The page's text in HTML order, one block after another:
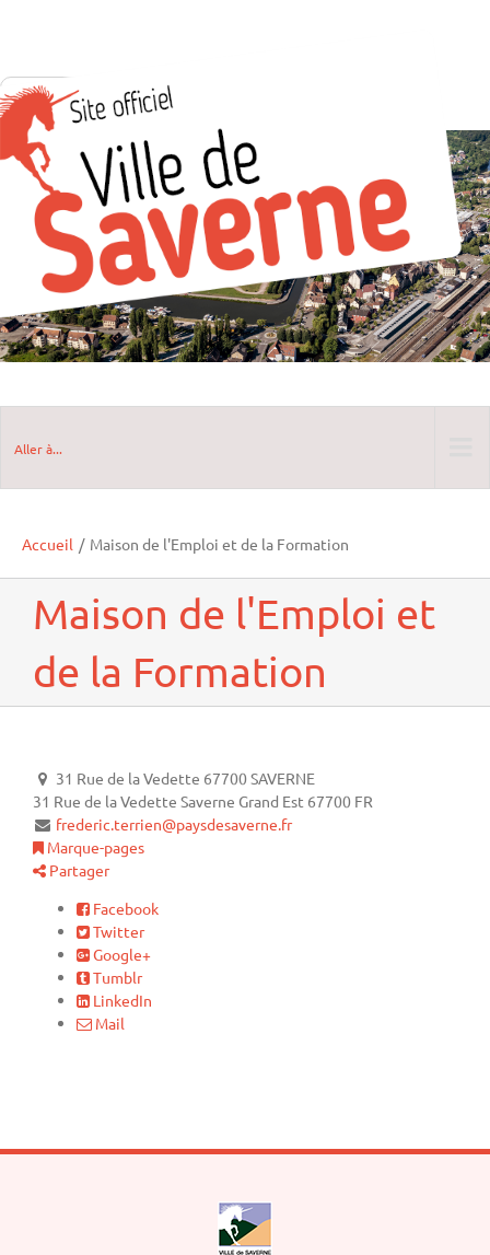
Aller à...
Accueil / Maison de l'Emploi et de la Formation
Maison de l'Emploi et
de la Formation
31 Rue de la Vedette 67700 SAVERNE
31 Rue de la Vedette Saverne Grand Est 67700 FR
frederic.terrien@paysdesaverne.fr
Marque-pages
Partager
Facebook
Twitter
Google+
Tumblr
LinkedIn
Mail